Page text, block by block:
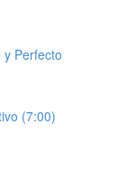
Perfecto
(7:00)